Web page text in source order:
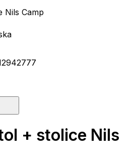
Nils Camp
+ stolice Nils